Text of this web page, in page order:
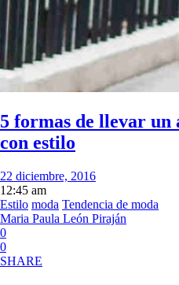
5 formas de llevar un
con estilo
22 diciembre, 2016
12:45 am
Estilo moda Tendencia de moda
Maria Paula León Piraján
0
0
SHARE